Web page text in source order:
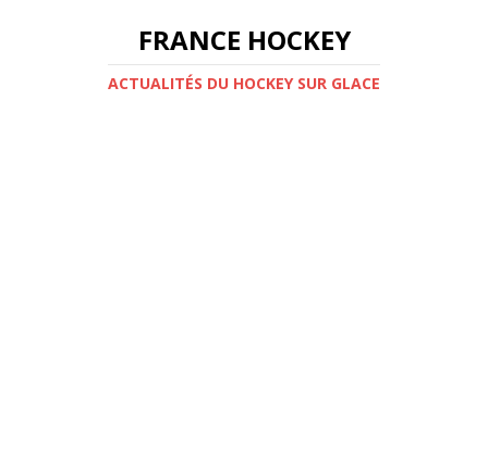
FRANCE HOCKEY
ACTUALITÉS DU HOCKEY SUR GLACE